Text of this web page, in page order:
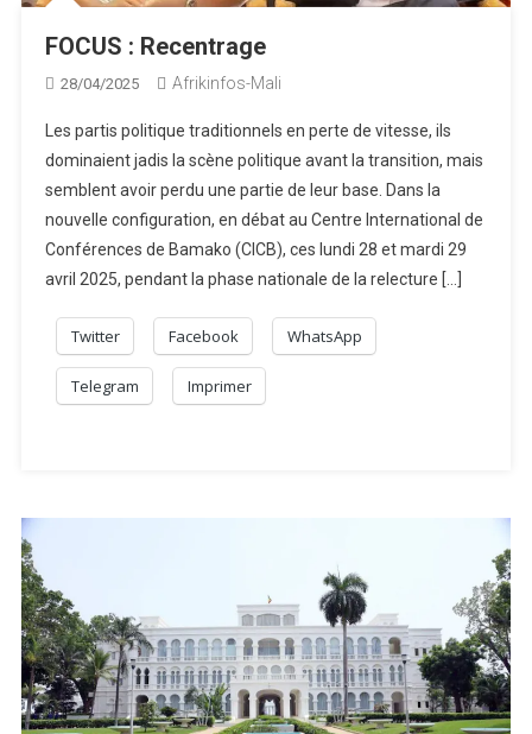
FOCUS : Recentrage
28/04/2025 Afrikinfos-Mali
Les partis politique traditionnels en perte de vitesse, ils
dominaient jadis la scène politique avant la transition, mais
semblent avoir perdu une partie de leur base. Dans la
nouvelle configuration, en débat au Centre International de
Conférences de Bamako (CICB), ces lundi 28 et mardi 29
avril 2025, pendant la phase nationale de la relecture […]
Twitter Facebook WhatsApp
Telegram Imprimer